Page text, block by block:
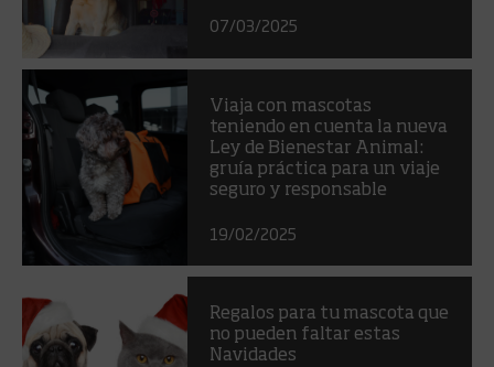
07/03/2025
Viaja con mascotas
teniendo en cuenta la nueva
Ley de Bienestar Animal:
gruía práctica para un viaje
seguro y responsable
19/02/2025
Regalos para tu mascota que
no pueden faltar estas
Navidades